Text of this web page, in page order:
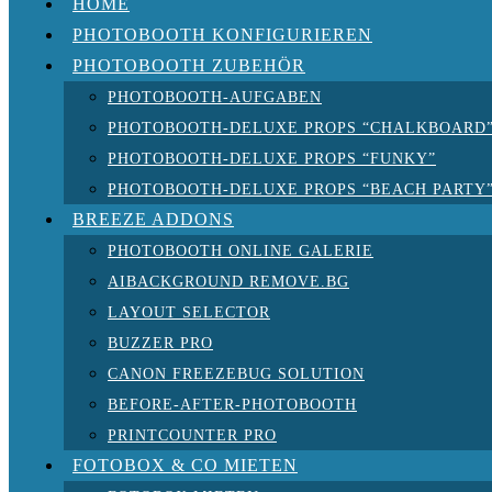
HOME
PHOTOBOOTH KONFIGURIEREN
PHOTOBOOTH ZUBEHÖR
PHOTOBOOTH-AUFGABEN
PHOTOBOOTH-DELUXE PROPS
PHOTOBOOTH-DELUXE PROPS “FUNKY”
PHOTOBOOTH-DELUXE PROPS “BEACH
BREEZE ADDONS
PHOTOBOOTH ONLINE GALERIE
AIBACKGROUND REMOVE.BG
LAYOUT SELECTOR
BUZZER PRO
CANON FREEZEBUG SOLUTION
BEFORE-AFTER-PHOTOBOOTH
PRINTCOUNTER PRO
FOTOBOX & CO MIETEN